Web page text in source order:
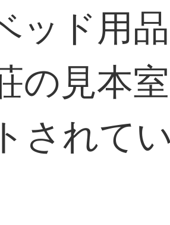
ッド用
の見本
されて